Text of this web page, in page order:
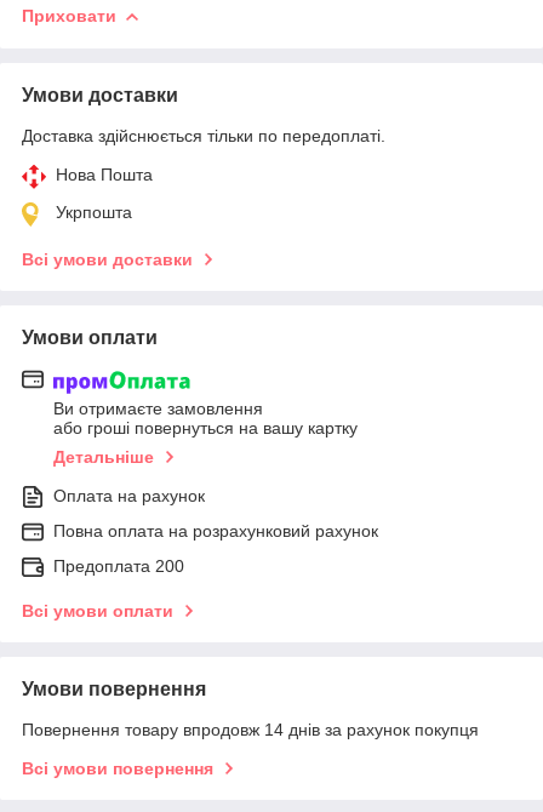
Приховати
Умови доставки
Доставка здійснюється тільки по передоплаті.
Нова Пошта
Укрпошта
Всі умови доставки
Умови оплати
Ви отримаєте замовлення
або гроші повернуться на вашу картку
Детальніше
Оплата на рахунок
Повна оплата на розрахунковий рахунок
Предоплата 200
Всі умови оплати
Умови повернення
Повернення товару впродовж 14 днів за рахунок покупця
Всі умови повернення